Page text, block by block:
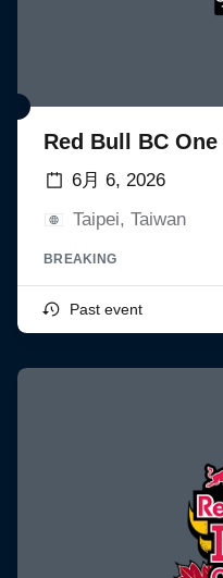
Red Bull BC
6月 6, 2026
Taipei, Taiwan
BREAKING
Past event